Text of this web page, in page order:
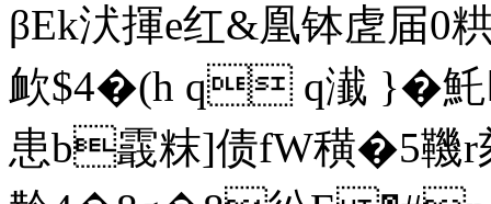
βEk汱揮e红&凰钵虗届0
欰$4�(h q q瀐 }�
患b霵粖]债fW穔�5鞿r